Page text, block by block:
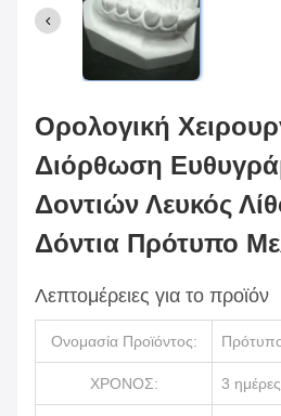
Ορολογική
Διόρθωση
Δοντιών Λευκός
Δόντια Πρότυπο
Λεπτομέρειες για το προϊόν
Ονομασία Προϊόντος:
ΧΡΟΝΟΣ: 3 ημέρες